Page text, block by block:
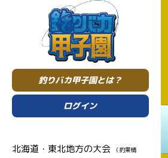
釣りバカ甲子園とは？
ログイン
北海道・東北地方の大会
（釣果情